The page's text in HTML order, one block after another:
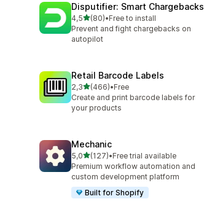
Disputifier: Smart Chargebacks
4,5de 5 estrelas
(80)
80 total de avaliações
•Free to install
Prevent and fight chargebacks on
autopilot
Retail Barcode Labels
2,3de 5 estrelas
(466)
466 total de avaliações
•Free
Create and print barcode labels for
your products
Mechanic
5,0de 5 estrelas
(127)
127 total de avaliações
•Free trial available
Premium workflow automation and
custom development platform
Built for Shopify